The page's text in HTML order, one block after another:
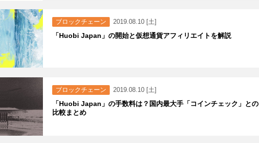
ブロックチェーン 2019.08.10 [土]
「Huobi Japan」の開始と仮想通貨アフィリエイトを解説
ブロックチェーン 2019.08.10 [土]
「Huobi Japan」の手数料は？国内最大手「コインチェック」との
比較まとめ